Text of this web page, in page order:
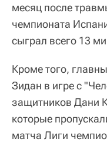
месяц после
чемпионата
сыграл всего 13
Кроме того,
Зидан в игре с
защитников Дани
которые
матча Лиги